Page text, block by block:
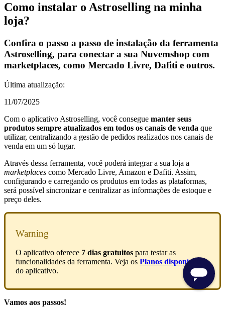
Como instalar o Astroselling na minha
loja?
Confira o passo a passo de instalação da ferramenta
Astroselling, para conectar a sua Nuvemshop com
marketplaces, como Mercado Livre, Dafiti e outros.
Última atualização:
11/07/2025
Com o aplicativo Astroselling, você consegue manter seus
produtos sempre atualizados em todos os canais de venda que
utilizar, centralizando a gestão de pedidos realizados nos canais de
venda em um só lugar.
Através dessa ferramenta, você poderá integrar a sua loja a
marketplaces como Mercado Livre, Amazon e Dafiti. Assim,
configurando e carregando os produtos em todas as plataformas,
será possível sincronizar e centralizar as informações de estoque e
preço deles.
Warning
O aplicativo oferece 7 dias gratuitos para testar as
funcionalidades da ferramenta. Veja os Planos disponíveis
do aplicativo.
Vamos aos passos!